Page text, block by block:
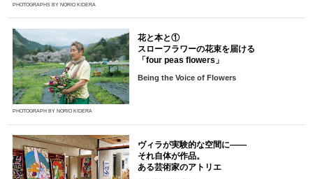
PHOTOGRAPHS BY NORIO KIDERA
PHOTOGRAPH BY NORIO KIDERA
花と本と①
スローフラワーの花束を届ける
「four peas flowers」
Being the Voice of Flowers
ヴィラが実験的な空間に――
それ自体が作品。
ある芸術家のアトリエ